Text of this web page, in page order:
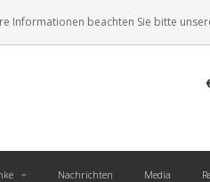
ANMELDEN
DE
Nachrichten Media
Informationen beachten Sie bitte